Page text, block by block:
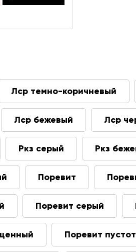
Лср темно-коричневый
Лср бежевый Лср
Ркз серый Ркз
Поревит
Поревит серый
Поревит